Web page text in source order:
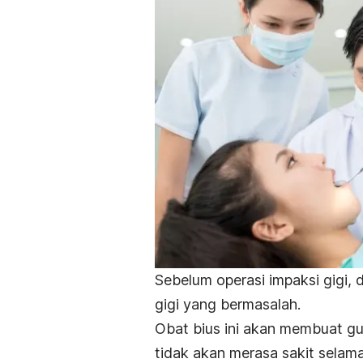
Sebelum operasi impaksi
gigi yang bermasalah.
Obat bius ini akan membuat
tidak akan merasa sakit